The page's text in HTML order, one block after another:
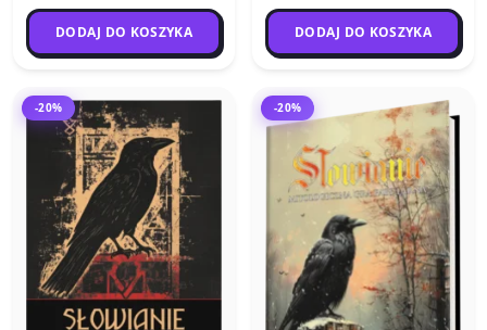
DODAJ DO KOSZYKA DODAJ DO KOSZYKA
-20% -20%